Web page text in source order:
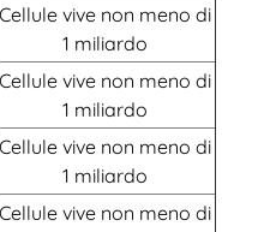
Cellule vive non meno di
1 miliardo
Cellule vive non meno di
1 miliardo
Cellule vive non meno di
1 miliardo
Cellule vive non meno di